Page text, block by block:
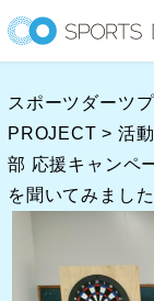
内
容
ス
キ
ッ
プ
スポーツダーツ
PROJECT >活
部 応援キャンペ
を聞いてみました